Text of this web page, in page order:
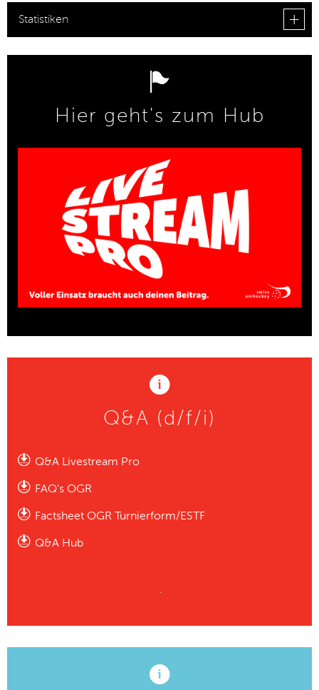
Statistiken
Hier geht's zum Hub
Q&A (d/f/i)
Q&A Livestream Pro
FAQ's OGR
Factsheet OGR Turnierform/ESTF
Q&A Hub
.